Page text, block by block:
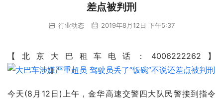
差点被判刑
行业动态 2019年8月12日 下午5:37
【北京大巴租车电话：4006222262】
今天(8月12日)上午，金华高速交警四大队民警接到指令